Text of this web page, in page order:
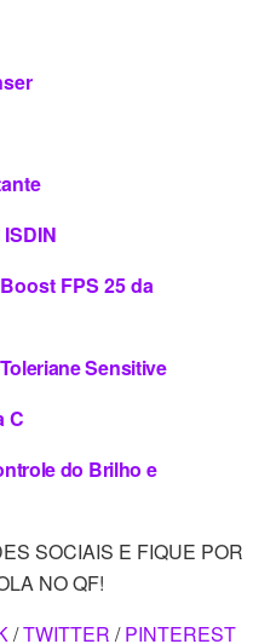
FPS 25 da
Sensitive
C
do Brilho e
SOCIAIS E FIQUE POR
NO QF!
/TWITTER /PINTEREST